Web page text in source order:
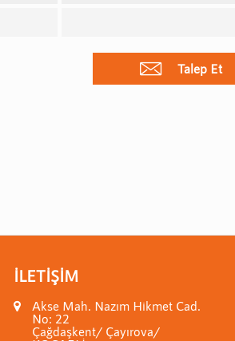
Talep Et
İLETIŞIM
Akse Mah. Nazım Hikmet Cad.
No: 22
Çağdaşkent/ Çayırova/